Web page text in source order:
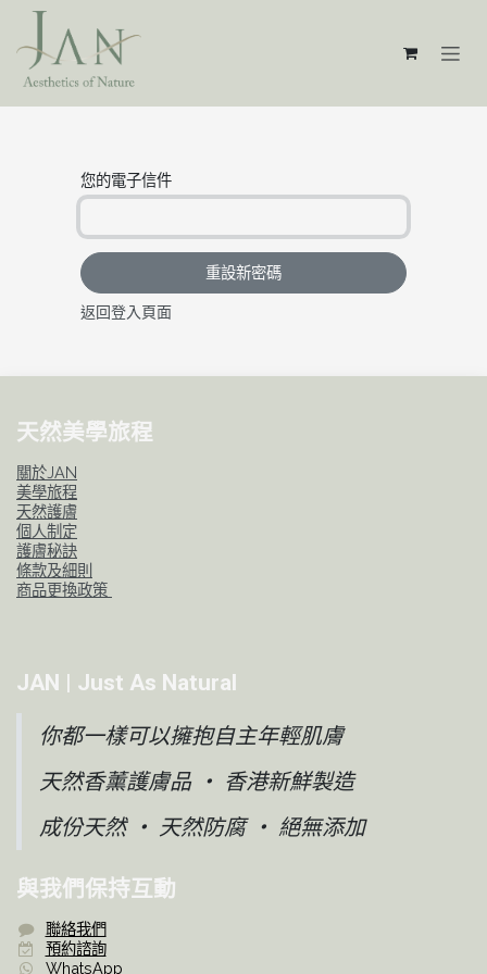
跳至內容
您的電子信件
重設新密碼
返回登入頁面
天然美學旅程
關於JAN
美學旅程
天然護膚
個人制定
護膚秘訣
條款及細則
商品更換政策
JAN | Just As Natural
你都一樣可以擁抱自主年輕肌膚
天然香薰護膚品 ‧ 香港新鮮製造
成份天然 ‧ 天然防腐 ‧ 絕無添加
與我們保持互動
聯絡我們​
預約諮詢
WhatsApp